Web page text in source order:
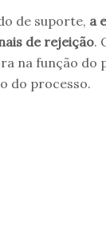
de suporte, a
de rejeição.
na função do
do processo.